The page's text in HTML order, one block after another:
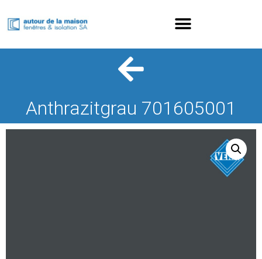
Anthrazitgrau 701605001